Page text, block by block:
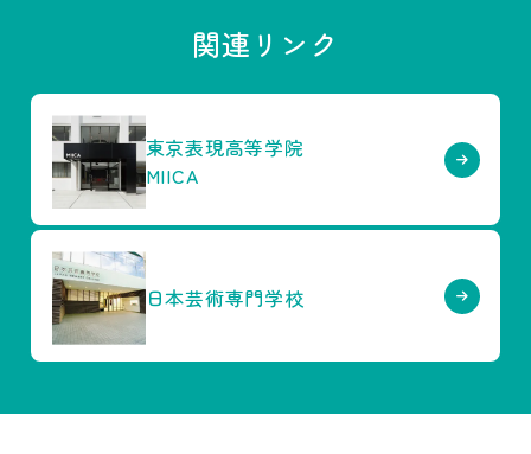
関連リンク
東京表現高等学院
MIICA
日本芸術専門学校